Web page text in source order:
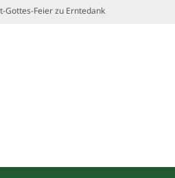
Gottes-Feier zu Erntedank